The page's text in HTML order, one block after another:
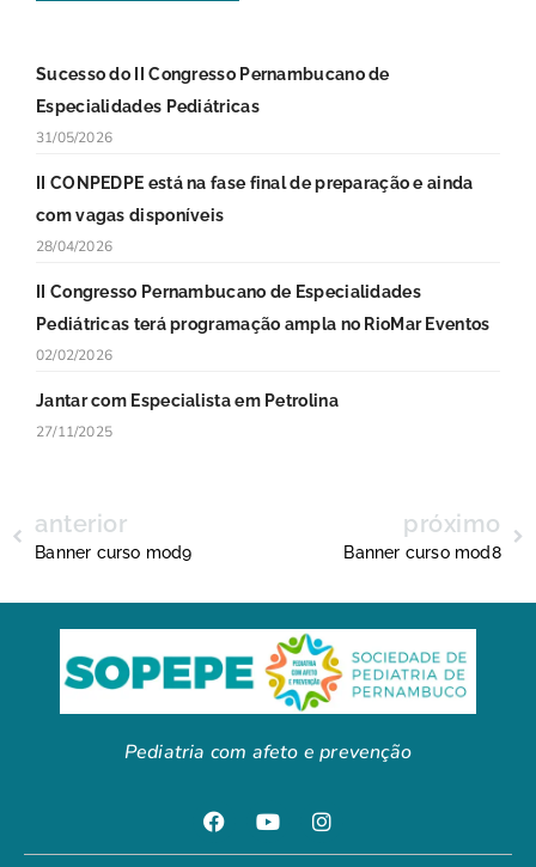
Sucesso do II Congresso Pernambucano de
Especialidades Pediátricas
31/05/2026
II CONPEDPE está na fase final de preparação e ainda
com vagas disponíveis
28/04/2026
II Congresso Pernambucano de Especialidades
Pediátricas terá programação ampla no RioMar Eventos
02/02/2026
Jantar com Especialista em Petrolina
27/11/2025
anterior
Banner curso mod9
próximo
Banner curso mod8
Pediatria com afeto e prevenção